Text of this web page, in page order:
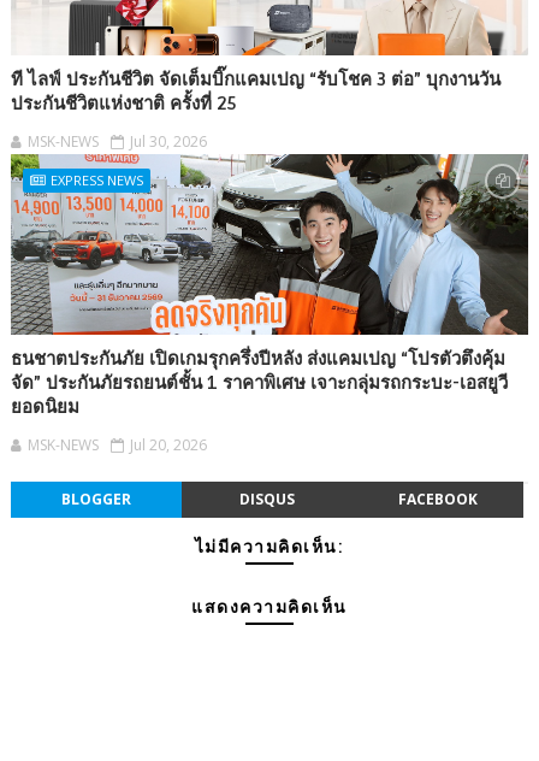
ที ไลฟ์ ประกันชีวิต จัดเต็มบิ๊กแคมเปญ “รับโชค 3 ต่อ” บุกงานวัน
ประกันชีวิตแห่งชาติ ครั้งที่ 25
MSK-NEWS Jul 30, 2026
EXPRESS NEWS
ธนชาตประกันภัย เปิดเกมรุกครึ่งปีหลัง ส่งแคมเปญ “โปรตัวตึงคุ้ม
จัด” ประกันภัยรถยนต์ชั้น 1 ราคาพิเศษ เจาะกลุ่มรถกระบะ-เอสยูวี
ยอดนิยม
MSK-NEWS Jul 20, 2026
BLOGGER DISQUS FACEBOOK
ไม่มีความคิดเห็น:
แสดงความคิดเห็น